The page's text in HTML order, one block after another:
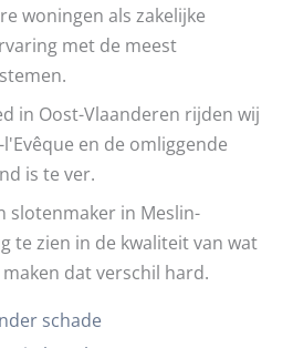
woningen als zakelijke
met de meest
in Oost-Vlaanderen rijden wij
en de omliggende
is te ver.
slotenmaker in Meslin-
te zien in de kwaliteit van wat
dat verschil hard.
schade